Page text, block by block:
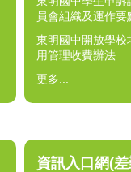
員會組織及運作要
東明國中開放學校
用管理收費辦法
更多...
資訊入口網(